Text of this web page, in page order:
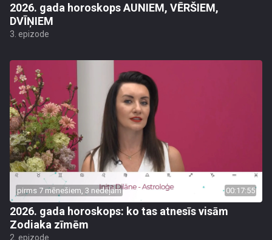
2026. gada horoskops AUNIEM, VĒRŠIEM,
DVĪŅIEM
3. epizode
pirms 7 mēnešiem, 3 nedēļām 00:17:55
2026. gada horoskops: ko tas atnesīs visām
Zodiaka zīmēm
2. epizode